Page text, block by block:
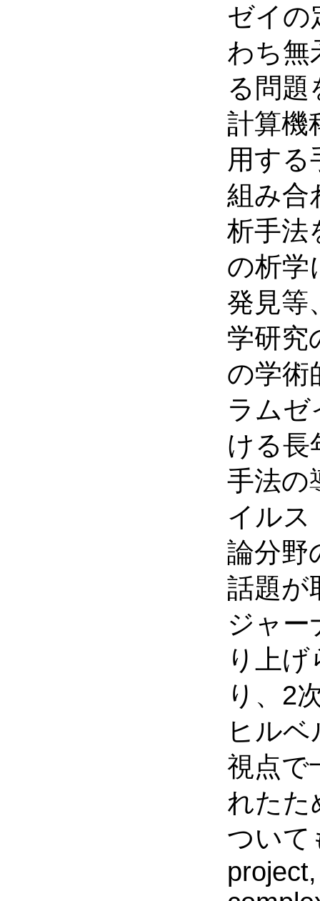
ゼイの
わち無
る問題
計算機
用する
組み合
析手法
の析学
発見等
学研究
の学術
ラムゼ
ける長
手法の
イルス
論分野
話題が
ジャー
り上
り、2
ヒル
視点で
れたた
ついて